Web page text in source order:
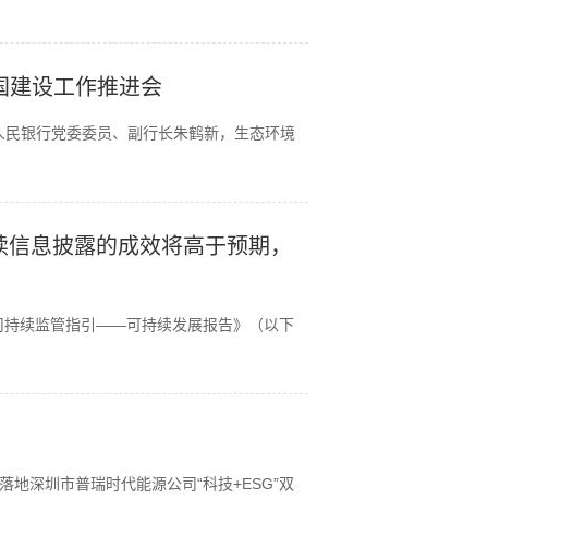
建设工作推进会
银行党委委员、副行长朱鹤新，生态环境
息披露的成效将高于预期，
持续监管指引——可持续发展报告》（以下
深圳市普瑞时代能源公司“科技+ESG”双